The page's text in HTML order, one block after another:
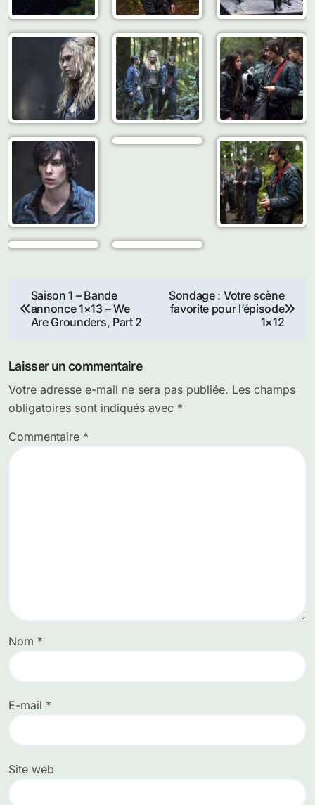
Navigation
de
l’article
Saison 1 – Bande
annonce 1×13 – We
Are Grounders, Part 2
Sondage : Votre scène
favorite pour l’épisode
1×12
Laisser un commentaire
Votre adresse e-mail ne sera pas publiée. Les champs
obligatoires sont indiqués avec *
Commentaire *
Nom *
E-mail *
Site web